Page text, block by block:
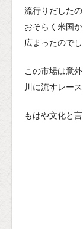
流行りだした
おそらく米国
広まったのでし
この市場は意外
川に流すレー
もはや文化と